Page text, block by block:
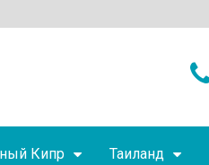
Кипр Таиланд